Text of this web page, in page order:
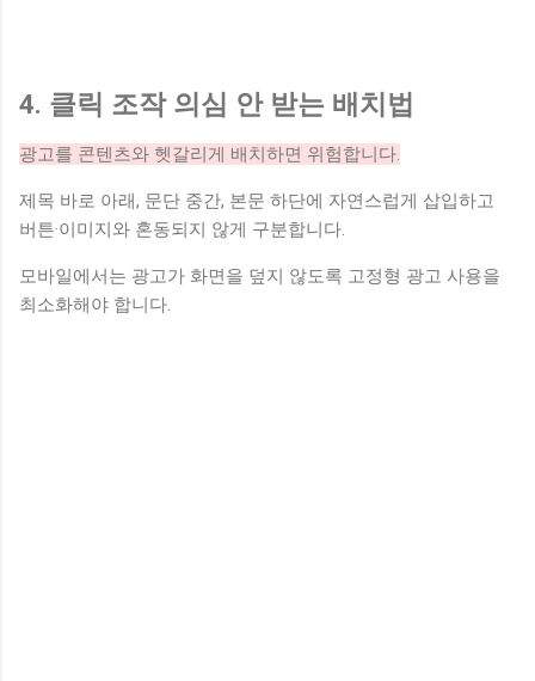
4. 클릭 조작 의심 안 받는 배치법
광고를 콘텐츠와 헷갈리게 배치하면 위험합니다.
제목 바로 아래, 문단 중간, 본문 하단에 자연스럽게 삽입하고
버튼·이미지와 혼동되지 않게 구분합니다.
모바일에서는 광고가 화면을 덮지 않도록 고정형 광고 사용을
최소화해야 합니다.